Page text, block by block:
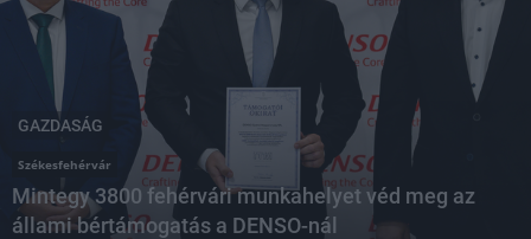
GAZDASÁG
Székesfehérvár
Mintegy 3800 fehérvári munkahelyet véd meg az
állami bértámogatás a DENSO-nál